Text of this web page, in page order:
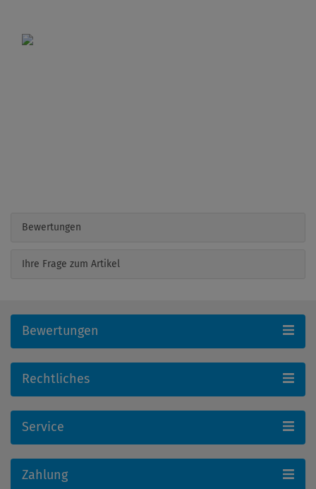
Bewertungen
Ihre Frage zum Artikel
Bewertungen
Rechtliches
Service
Zahlung